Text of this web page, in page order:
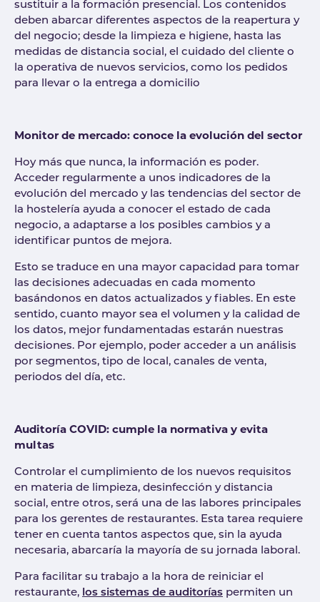
sustituir a la formación presencial. Los contenidos
deben abarcar diferentes aspectos de la reapertura y
del negocio; desde la limpieza e higiene, hasta las
medidas de distancia social, el cuidado del cliente o
la operativa de nuevos servicios, como los pedidos
para llevar o la entrega a domicilio
Monitor de mercado: conoce la evolución del sector
Hoy más que nunca, la información es poder.
Acceder regularmente a unos indicadores de la
evolución del mercado y las tendencias del sector de
la hostelería ayuda a conocer el estado de cada
negocio, a adaptarse a los posibles cambios y a
identificar puntos de mejora.
Esto se traduce en una mayor capacidad para tomar
las decisiones adecuadas en cada momento
basándonos en datos actualizados y fiables. En este
sentido, cuanto mayor sea el volumen y la calidad de
los datos, mejor fundamentadas estarán nuestras
decisiones. Por ejemplo, poder acceder a un análisis
por segmentos, tipo de local, canales de venta,
periodos del día, etc.
Auditoría COVID: cumple la normativa y evita
multas
Controlar el cumplimiento de los nuevos requisitos
en materia de limpieza, desinfección y distancia
social, entre otros, será una de las labores principales
para los gerentes de restaurantes. Esta tarea requiere
tener en cuenta tantos aspectos que, sin la ayuda
necesaria, abarcaría la mayoría de su jornada laboral.
Para facilitar su trabajo a la hora de reiniciar el
restaurante, los sistemas de auditorías permiten un